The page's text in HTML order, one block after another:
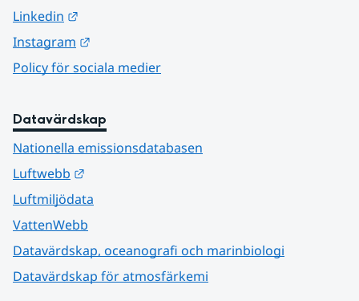
Linkedin
Instagram
Policy för sociala medier
Datavärdskap
Nationella emissionsdatabasen
Luftwebb
Luftmiljödata
VattenWebb
Datavärdskap, oceanografi och marinbiologi
Datavärdskap för atmosfärkemi